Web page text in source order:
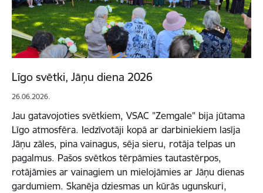
Līgo svētki, Jāņu diena 2026
26.06.2026.
Jau gatavojoties svētkiem, VSAC "Zemgale" bija jūtama
Līgo atmosfēra. Iedzīvotāji kopā ar darbiniekiem lasīja
Jāņu zāles, pina vainagus, sēja sieru, rotāja telpas un
pagalmus. Pašos svētkos tērpāmies tautastērpos,
rotājāmies ar vainagiem un mielojāmies ar Jāņu dienas
gardumiem. Skanēja dziesmas un kūrās ugunskuri,